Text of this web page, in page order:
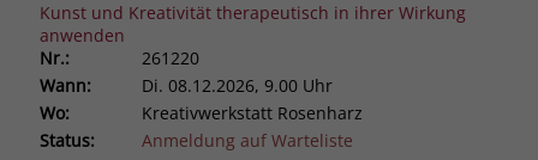
Kunst und Kreativität therapeutisch in ihrer Wirkung
anwenden
Nr.:
261220
Wann:
Di. 08.12.2026, 9.00 Uhr
Wo:
Kreativwerkstatt Rosenharz
Status:
Anmeldung auf Warteliste